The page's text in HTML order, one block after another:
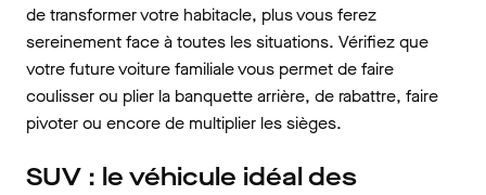
de transformer votre habitacle, plus vous ferez
sereinement face à toutes les situations. Vérifiez que
votre future voiture familiale vous permet de faire
coulisser ou plier la banquette arrière, de rabattre, faire
pivoter ou encore de multiplier les sièges.
SUV : le véhicule idéal des